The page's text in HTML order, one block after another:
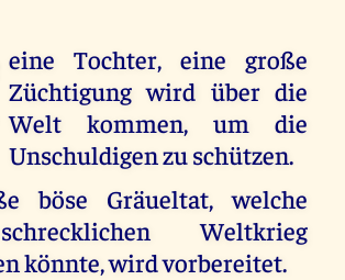
eine Tochter, eine große
Züchtigung wird über die
Welt kommen, um die
Unschuldigen zu schützen.
böse Gräueltat, welche
Weltkrieg
könnte, wird vorbereitet.